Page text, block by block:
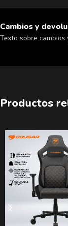
Cambios y
Texto sobre
Productos